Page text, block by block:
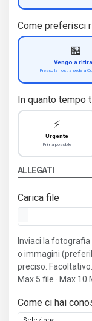
Come preferisci
🏪
Vengo a
Presso la nostra sede a
In quanto tempo
⚡
Urgente
Prima possibile
ALLEGATI
Carica file
Inviaci la
o immagini
preciso. Facoltativo.
Max 5 file · Max 10
Come ci hai